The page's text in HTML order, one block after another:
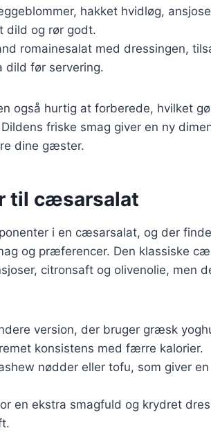
hakket hvidløg,
dild og rør godt.
romainesalat med dressingen,
dild før servering.
også hurtig at forberede, hvilket
friske smag giver en ny
dine gæster.
til cæsarsalat
i en cæsarsalat, og der
og præferencer. Den klassiske
citronsaft og olivenolie, men
version, der bruger græsk
konsistens med færre kalorier.
nødder eller tofu, som giver
en ekstra smagfuld og krydret